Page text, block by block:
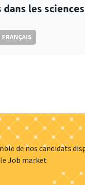
dans les sciences
de nos candidats
Job market